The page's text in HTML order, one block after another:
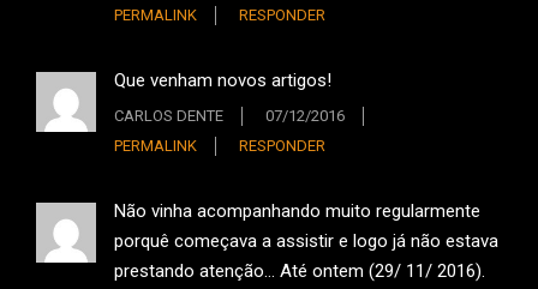
PERMALINK
RESPONDER
Que venham novos artigos!
CARLOS DENTE
07/12/2016
PERMALINK
RESPONDER
Não vinha acompanhando muito regularmente
porquê começava a assistir e logo já não estava
prestando atenção… Até ontem (29/ 11/ 2016).